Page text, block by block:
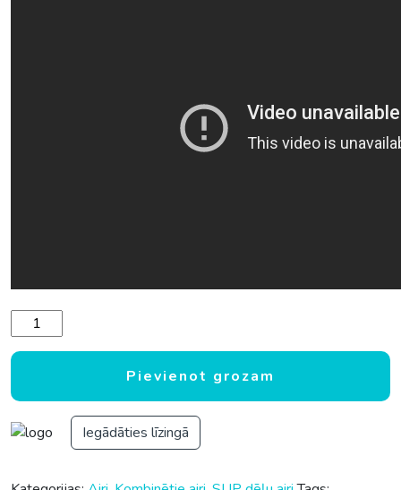
Spinera SUP dēļa un kajaka kombinētais stiklašķiedras airis
Pievienot grozam
Iegādāties līzingā